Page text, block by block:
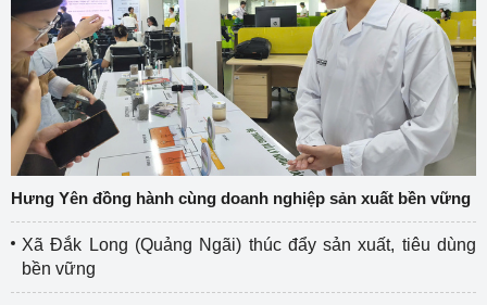
Hưng Yên đồng hành cùng doanh nghiệp sản xuất bền vững
Xã Đắk Long (Quảng Ngãi) thúc đẩy sản xuất, tiêu dùng
bền vững